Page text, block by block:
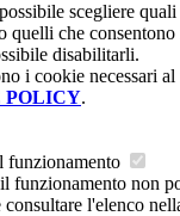
scegliere
quelli che
disabilitarli.
i cookie necessari
POLICY.
funzionamento
funzionamento non
l'elenco